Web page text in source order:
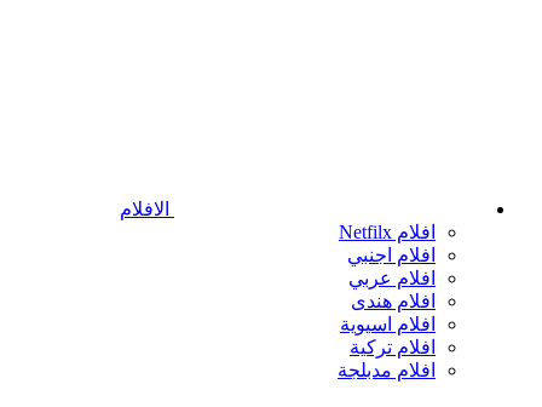
الافلام
افلام Netfilx
افلام اجنبي
افلام عربي
افلام هندى
افلام اسيوية
افلام تركية
افلام مدبلجة